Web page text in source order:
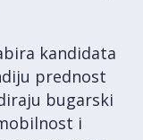
kandidata
prednost
bugarski
i